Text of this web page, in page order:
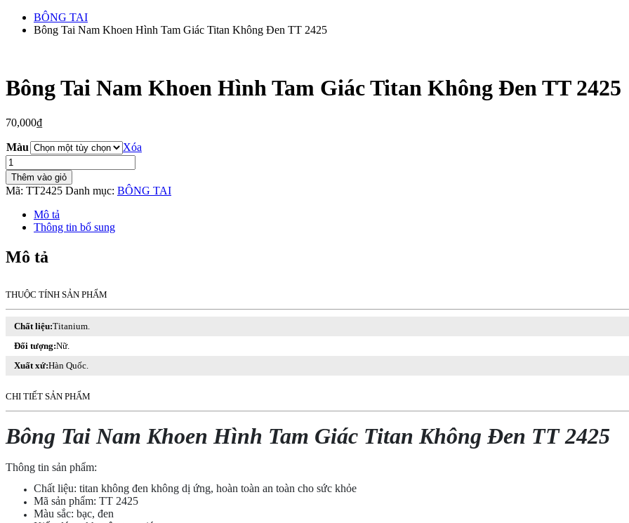
BÔNG TAI
Bông Tai Nam Khoen Hình Tam Giác Titan Không Đen TT 2425
Bông Tai Nam Khoen Hình Tam Giác Titan Không Đen TT 2425
70,000₫
Màu
Xóa
Bông
Tai
Nam
Khoen
Hình
Tam
Titan
Không
2425
số
lượng
Thêm vào giỏ
Mã: TT2425 Danh mục: BÔNG TAI
Mô tả
Thông tin bổ sung
Mô tả
THUỘC TÍNH SẢN PHẨM
Chất liệu:Titanium.
Đối tượng:Nữ.
Xuất xứ:Hàn Quốc.
CHI TIẾT SẢN PHẨM
Bông Tai Nam Khoen Hình Tam Giác Titan Không Đen TT 2425
Thông tin sản phẩm:
Chất liệu: titan không đen không dị ứng, hoàn toàn an toàn cho sức khỏe
Mã sản phẩm: TT 2425
Màu sắc: bạc, đen